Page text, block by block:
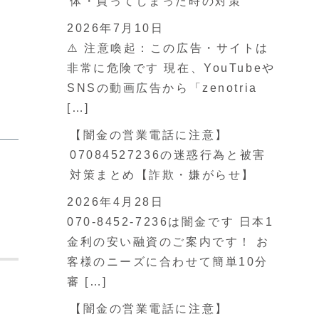
2026年7月10日
⚠️ 注意喚起：この広告・サイトは
非常に危険です 現在、YouTubeや
SNSの動画広告から「zenotria
[…]
【闇金の営業電話に注意】
07084527236の迷惑行為と被害
対策まとめ【詐欺・嫌がらせ】
2026年4月28日
070-8452-7236は闇金です 日本1
金利の安い融資のご案内です！ お
客様のニーズに合わせて簡単10分
審 […]
【闇金の営業電話に注意】